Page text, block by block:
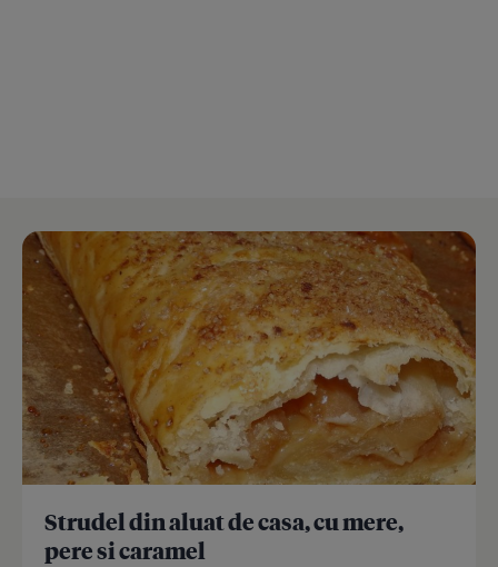
Strudel din aluat de casa, cu mere,
pere si caramel